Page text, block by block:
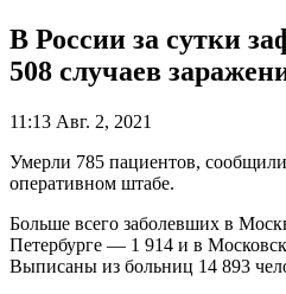
В России за сутки
508 случаев
11:13 Авг. 2, 2021
Умерли 785 пациентов,
оперативном штабе.
Больше всего заболевших в
Петербурге — 1 914 и в
Выписаны из больниц 14 893